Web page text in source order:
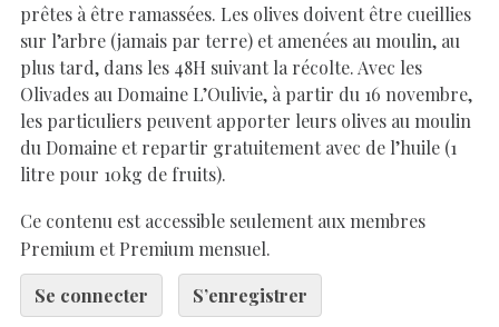
prêtes à être ramassées. Les olives doivent être cueillies
sur l’arbre (jamais par terre) et amenées au moulin, au
plus tard, dans les 48H suivant la récolte. Avec les
Olivades au Domaine L’Oulivie, à partir du 16 novembre,
les particuliers peuvent apporter leurs olives au moulin
du Domaine et repartir gratuitement avec de l’huile (1
litre pour 10kg de fruits).
Ce contenu est accessible seulement aux membres
Premium et Premium mensuel.
Se connecter
S’enregistrer